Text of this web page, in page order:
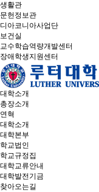
생활관
문헌정보관
디아코니아사업단
보건실
교수학습역량개발센터
장애학생지원센터
대학소개
총장소개
연혁
대학소개
대학본부
학교법인
학교규정집
대학교류안내
대학발전기금
찾아오는길